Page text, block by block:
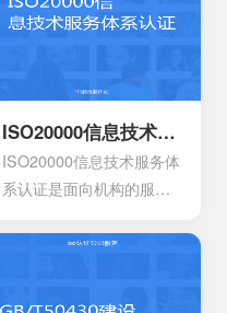
到环境指标，有效实现环
涉及到的要素包含计划，
活动组织，机构，程序以
及职责等等，会分成4个部
分以及十七大要素。
ISO20000信息技术服务体系认证
ISO20000信息技术服务体
系认证是面向机构的服务
为了有效提供建立实施监
系模型。这是当前在金融